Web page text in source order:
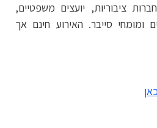
ציבוריות, יועצים משפטיים,
ומומחי סייבר. האירוע חינם אך